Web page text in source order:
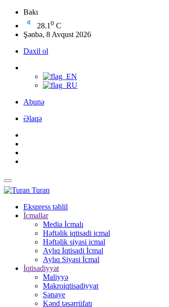
Bakı
28.1 0 C
Şənbə, 8 Avqust 2026
Daxil ol
Abunə
Əlaqə
Turan
Ekspress təhlil
İcmallar
Media İcmalı
Həftəlik iqtisadi icmal
Həftəlik siyasi icmal
Aylıq İqtisadi İcmal
Aylıq Siyasi İcmal
İqtisadiyyat
Maliyyə
Makroiqtisadiyyat
Sənaye
Kənd təsərrüfatı